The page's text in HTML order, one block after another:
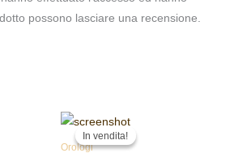
possono lasciare una recensione.
In vendita!
In vendita!
Orologi
Il
prezzo
originale
Il
attuale